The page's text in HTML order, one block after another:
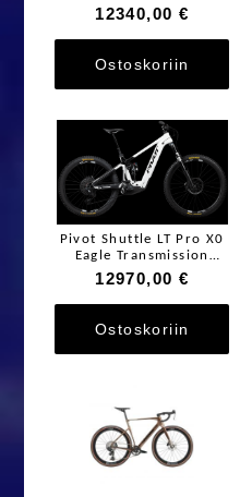
Transmission
12340,00 €
Ostoskoriin
Pivot Shuttle LT Pro X0
Eagle Transmission
w/FOX Podium
12970,00 €
Ostoskoriin